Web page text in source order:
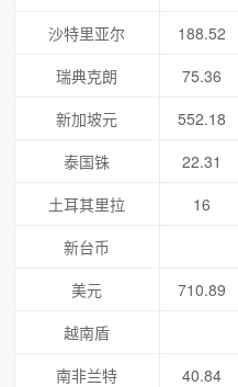
沙特里亚尔
188.52
瑞典克朗
75.36
新加坡元
552.18
泰国铢
22.31
土耳其里拉
16
新台币
美元
710.89
越南盾
南非兰特
40.84